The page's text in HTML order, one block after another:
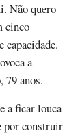
Não quero
cinco
capacidade.
a
79 anos.
a ficar louca
por construir